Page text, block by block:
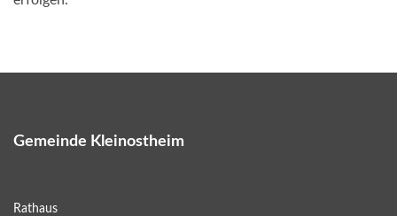
Gemeinde Kleinostheim
Rathaus